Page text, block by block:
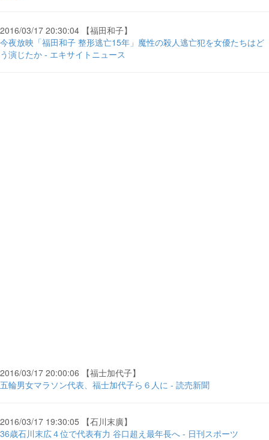
2016/03/17 20:30:04 【福田和子】
今夜放映「福田和子 整形逃亡15年」魔性の殺人逃亡犯を女優たちはど
う演じたか - エキサイトニュース
2016/03/17 20:00:06 【福士加代子】
五輪男女マラソン代表、福士加代子ら６人に - 読売新聞
2016/03/17 19:30:05 【石川末廣】
36歳石川末広４位で代表有力 谷口超え最年長へ - 日刊スポーツ